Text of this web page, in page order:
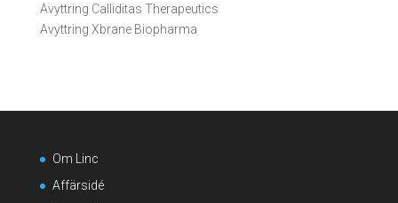
Avyttring Calliditas Therapeutics
Avyttring Xbrane Biopharma
Om Linc
Affärsidé